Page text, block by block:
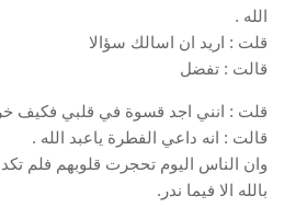
الله .
قلت : اريد ان اسالك سؤالا
قالت : تفضل
قلت : انني اجد قسوة في قلبي فكيف
قالت : انه داعي الفطرة ياعبد الله .
وان الناس اليوم تحجرت قلوبهم فلم تكد
بالله الا فيما ندر.